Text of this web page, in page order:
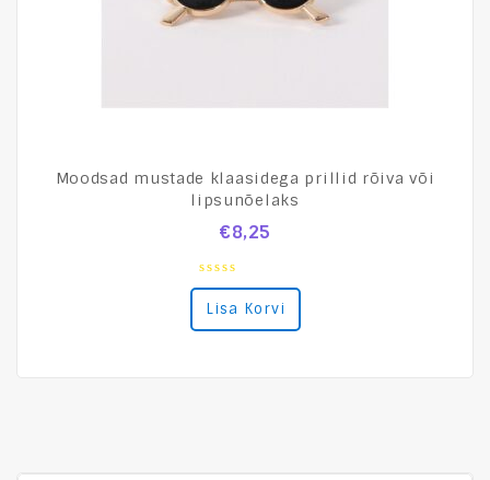
Moodsad mustade klaasidega prillid rõiva või
lipsunõelaks
€8,25
0
out
of
Lisa Korvi